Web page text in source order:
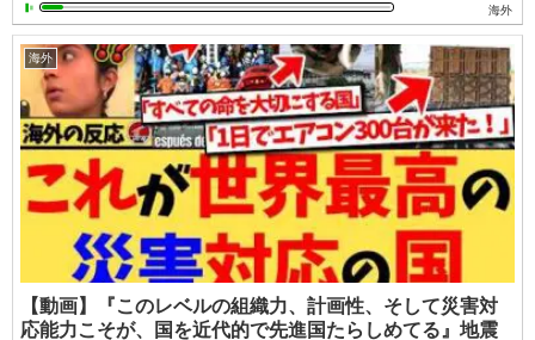
海外
海外
【動画】『このレベルの組織力、計画性、そして災害対
応能力こそが、国を近代的で先進国たらしめてる』地震